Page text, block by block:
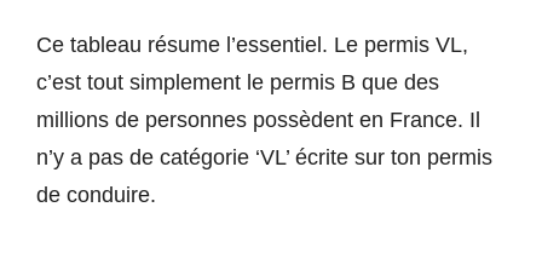
Ce tableau résume l’essentiel. Le permis VL,
c’est tout simplement le permis B que des
millions de personnes possèdent en France. Il
n’y a pas de catégorie ‘VL’ écrite sur ton permis
de conduire.